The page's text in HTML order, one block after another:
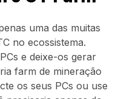
uma das muitas
no ecossistema.
e deixe-os gerar
farm de mineração
os seus PCs ou use